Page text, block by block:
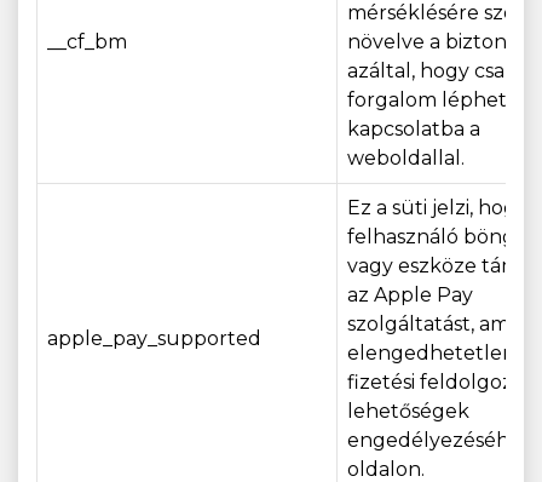
__cf_bm
mérséklésére
növelve a
azáltal, hogy csak a
forgalom léphet
kapcsolatba a
weboldallal.
apple_pay_supported
Ez a süti jelzi, hogy a
felhasználó
vagy eszköze
az Apple Pay
szolgáltatást, ami
elengedhetetlen a
fizetési feldolgozási
lehetőségek
engedélyezéséhez
oldalon.